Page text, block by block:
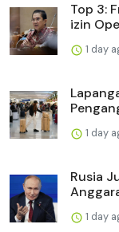
Top 3:
izin
1 day
1 day
Rusia
1 day